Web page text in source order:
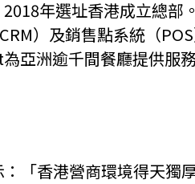
投資者入境計劃
年選址香港成立總
）及銷售點系統（
亞洲逾千間餐廳提供服
「香港營商環境得天獨